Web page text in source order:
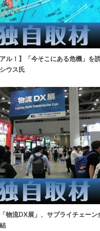
アル！】「今そこにある危機」
ウス氏
物流DX展」、サプライチェー